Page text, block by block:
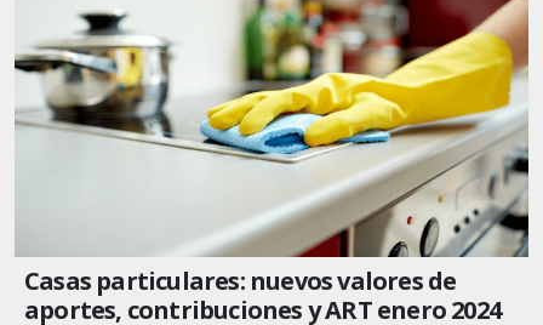
Casas particulares: nuevos valores de
aportes, contribuciones y ART enero 2024